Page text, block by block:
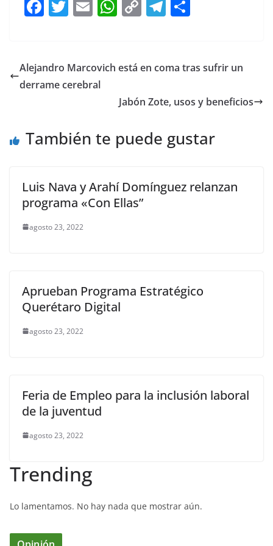
F
e
b
k
T
er
E
l
W
s
p
C
y
n
T
gr
m
e
Alejandro Marcovich está en coma tras sufrir un
derrame cerebral
Jabón Zote, usos y beneficios
También te puede gustar
Luis Nava y Arahí Domínguez relanzan
programa «Con Ellas”
agosto 23, 2022
Aprueban Programa Estratégico
Querétaro Digital
agosto 23, 2022
Feria de Empleo para la inclusión laboral
de la juventud
agosto 23, 2022
Trending
Lo lamentamos. No hay nada que mostrar aún.